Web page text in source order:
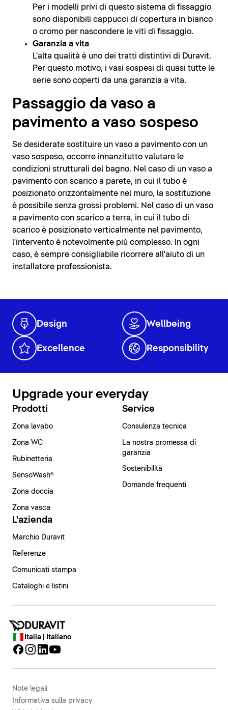
Per i modelli privi di questo sistema di fissaggio
sono disponibili cappucci di copertura in bianco
o cromo per nascondere le viti di fissaggio.
Garanzia a vita
L'alta qualità è uno dei tratti distintivi di Duravit.
Per questo motivo, i vasi sospesi di quasi tutte le
serie sono coperti da una garanzia a vita.
Passaggio da vaso a
pavimento a vaso sospeso
Se desiderate sostituire un vaso a pavimento con un
vaso sospeso, occorre innanzitutto valutare le
condizioni strutturali del bagno. Nel caso di un vaso a
pavimento con scarico a parete, in cui il tubo è
posizionato orizzontalmente nel muro, la sostituzione
è possibile senza grossi problemi. Nel caso di un vaso
a pavimento con scarico a terra, in cui il tubo di
scarico è posizionato verticalmente nel pavimento,
l'intervento è notevolmente più complesso. In ogni
caso, è sempre consigliabile ricorrere all'aiuto di un
installatore professionista.
Design Wellbeing
Excellence Responsibility
Upgrade your everyday
Prodotti
Zona lavabo
Zona WC
Rubinetteria
SensoWash®
Zona doccia
Zona vasca
Service
Consulenza tecnica
La nostra promessa di
garanzia
Sostenibilità
Domande frequenti
L'azienda
Marchio Duravit
Referenze
Comunicati stampa
Cataloghi e listini
Italia | Italiano
Note legali
Informativa sulla privacy